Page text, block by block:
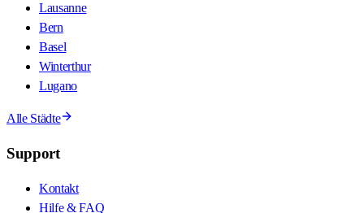
Lausanne
Bern
Basel
Winterthur
Lugano
Alle Städte
Support
Kontakt
Hilfe & FAQ